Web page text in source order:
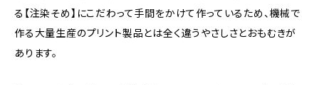
る【注染そめ】にこだわって手間をかけて作っているため、機械で
作る大量生産のプリント製品とは全く違うやさしさとおもむきが
あります。